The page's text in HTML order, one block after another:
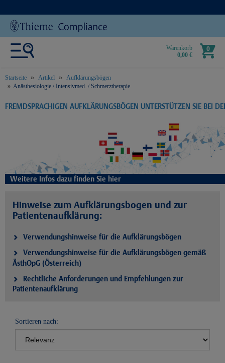
Warenkorb
0,00 €
0
Startseite Artikel
Aufklärungsbögen
Anästhesiologie / Intensivmed. / Schmerztherapie
text.skipToContent
text.skipToNavigation
FREMDSPRACHIGEN AUFKLÄRUNGSBÖGEN UNTERSTÜTZEN SIE BEI
Weitere Infos dazu finden Sie hier
Hinweise zum Aufklärungsbogen und zur
Patientenaufklärung:
Verwendungshinweise für die Aufklärungsbögen
Verwendungshinweise für die Aufklärungsbögen gemäß
ÄsthOpG (Österreich)
Rechtliche Anforderungen und Empfehlungen zur
Patientenaufklärung
Sortieren nach: